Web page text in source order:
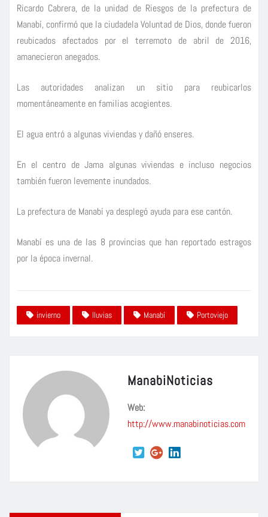
Ricardo Cabrera, de la unidad de Riesgos de la prefectura de
Manabí, confirmó que la ciudadela Voluntad de Dios, donde fueron
reubicados afectados por el terremoto de abril de 2016,
amanecieron anegados.
Las autoridades analizan un sitio para reubicarlos
momentáneamente en familias acogientes.
El agua entró a algunas viviendas y dañó enseres.
En el centro de Jama algunas viviendas e incluso negocios
también fueron levemente inundados.
La prefectura de Manabí ya desplegó ayuda para ese cantón.
Manabí es una de las 8 provincias que han reportado estragos
por la época invernal.
invierno lluvias Manabí Portoviejo
ManabiNoticias
Web:
http://www.manabinoticias.com